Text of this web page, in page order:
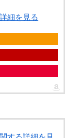
細を見る